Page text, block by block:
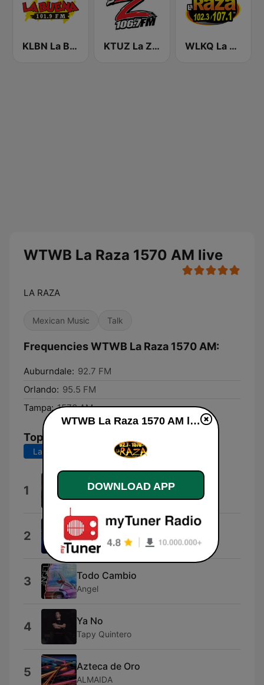
KLBN La Buena 101.9 FM KTUZ La Zeta 106.7 FM WLKQ La Raza 102.3
WTWB La Raza 1570 AM live
LA RAZA
Mexican Music Talk
Frequencies WTWB La Raza 1570 AM:
Auburndale: 92.7 FM
Orlando: 95.5 FM
Tampa: 1570 AM
Top Songs
Last 7 days Last 30 days
1 Tamaulipas Tamaulipas
Los Hijos de Tamaulipas
2 Luis Moreno
Luis R. Conriquez
3 Todo Cambio
Angel
4 Ya No
Tapy Quintero
5 Azteca de Oro
ALMAIDA
WTWB La Raza 1570 AM live
DOWNLOAD APP